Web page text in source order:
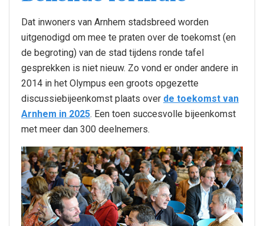
Dat inwoners van Arnhem stadsbreed worden
uitgenodigd om mee te praten over de toekomst (en
de begroting) van de stad tijdens ronde tafel
gesprekken is niet nieuw. Zo vond er onder andere in
2014 in het Olympus een groots opgezette
discussiebijeenkomst plaats over de toekomst van
Arnhem in 2025. Een toen succesvolle bijeenkomst
met meer dan 300 deelnemers.